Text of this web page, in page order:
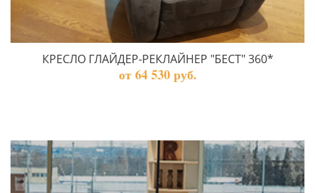
КРЕСЛО ГЛАЙДЕР-РЕКЛАЙНЕР "БЕСТ" 360*
от 64 530 руб.